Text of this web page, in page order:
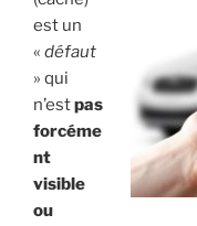
est un
« défaut
» qui
n’estpas
forcéme
nt
visible
ou